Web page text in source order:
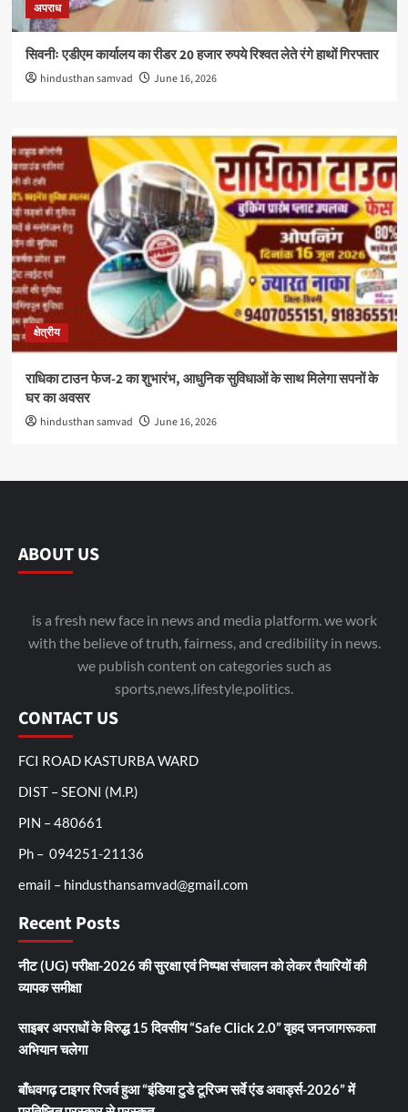
अपराध
सिवनीः एडीएम कार्यालय का रीडर 20 हजार रुपये रिश्वत लेते रंगे हाथों गिरफ्तार
hindusthan samvad June 16, 2026
क्षेत्रीय
राधिका टाउन फेज-2 का शुभारंभ, आधुनिक सुविधाओं के साथ मिलेगा सपनों के
घर का अवसर
hindusthan samvad June 16, 2026
ABOUT US
is a fresh new face in news and media platform. we work
with the believe of truth, fairness, and credibility in news.
we publish content on categories such as
sports,news,lifestyle,politics.
CONTACT US
FCI ROAD KASTURBA WARD
DIST – SEONI (M.P.)
PIN – 480661
Ph – 094251-21136
email – hindusthansamvad@gmail.com
Recent Posts
नीट (UG) परीक्षा-2026 की सुरक्षा एवं निष्पक्ष संचालन को लेकर तैयारियों की
व्यापक समीक्षा
साइबर अपराधों के विरुद्ध 15 दिवसीय “Safe Click 2.0” वृहद जनजागरूकता
अभियान चलेगा
बाँधवगढ़ टाइगर रिजर्व हुआ “इंडिया टुडे टूरिज्म सर्वे एंड अवार्ड्स-2026” में